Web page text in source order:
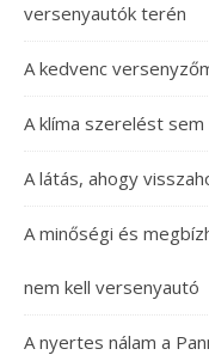
versenyautók terén
A kedvenc
A klíma szerelést
A látás, ahogy
A minőségi és
nem kell versenyautó
A nyertes nálam a